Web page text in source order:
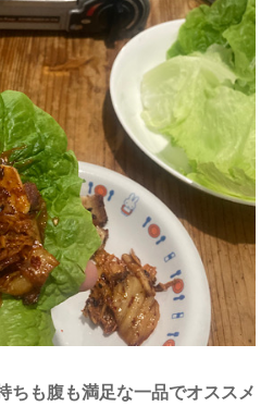
ちも腹も満足な一品でオススメ